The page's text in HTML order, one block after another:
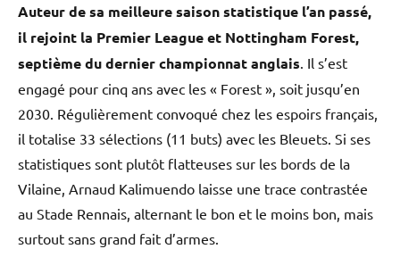
Auteur de sa meilleure saison statistique l’an passé,
il rejoint la Premier League et Nottingham Forest,
septième du dernier championnat anglais . Il s’est
engagé pour cinq ans avec les « Forest », soit jusqu’en
2030. Régulièrement convoqué chez les espoirs français,
il totalise 33 sélections (11 buts) avec les Bleuets. Si ses
statistiques sont plutôt flatteuses sur les bords de la
Vilaine, Arnaud Kalimuendo laisse une trace contrastée
au Stade Rennais, alternant le bon et le moins bon, mais
surtout sans grand fait d’armes.